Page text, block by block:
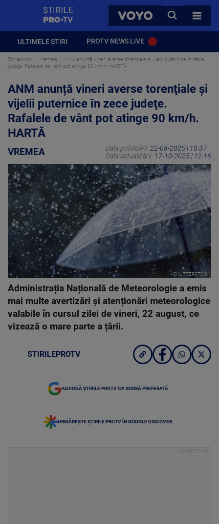
VOYO
CAUTA
TOATE
ULTIMELE ȘTIRI PROTV NEWS LIVE
Stirileprotv Vremea
ANM anunță vineri averse torenţiale şi vijelii puternice în zece
judeţe. Rafalele de vânt pot atinge 90 km/h. HARTĂ
ANM anunță vineri averse torenţiale şi
vijelii puternice în zece judeţe.
Rafalele de vânt pot atinge 90 km/h.
HARTĂ
VREMEA Data publicării: 22-08-2025 | 10:37
Data actualizării: 17-10-2025 | 12:16
SHUTTERSTOCK
Administrația Națională de Meteorologie a emis
mai multe avertizări și atenționări meteorologice
valabile în cursul zilei de vineri, 22 august, ce
vizează o mare parte a țării.
STIRILEPROTV
ADAUGĂ ȘTIRILE PROTV CA SURSĂ PREFERATĂ
URMĂREȘTE ȘTIRILE PROTV ÎN GOOGLE DISCOVER